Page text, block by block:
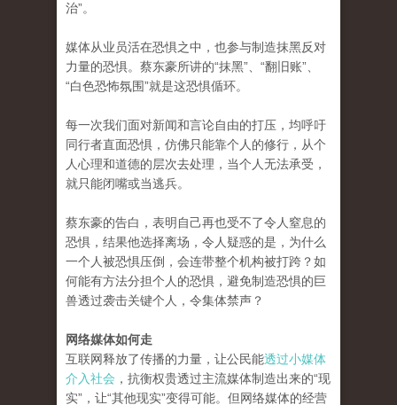
治”。
媒体从业员活在恐惧之中，也参与制造抹黑反对
力量的恐惧。蔡东豪所讲的“抹黑”、“翻旧账”、
“白色恐怖氛围”就是这恐惧偱环。
每一次我们面对新闻和言论自由的打压，均​​呼吁
同行者直面恐惧，仿佛只能靠个人的修行，从个
人心理和道德的层次去处理，当个人无法承受，
就只能闭嘴或当逃兵。
蔡东豪的告白，表明自己再也受不了令人窒息的
恐惧，结果他选择离场，令人疑惑的是，为什么
一个人被恐惧压倒，会连带整个机构被打跨？如
何能有方法分担个人的恐惧，避免制造恐惧的巨
兽透过袭击关键个人，令集体禁声？
网络媒体如何走
互联网释放了传播的力量，让公民能透过小媒体
介入社会 ，抗衡权贵透过主流媒体制造出来的“现
实”，让“其他现实”变得可能。但网络媒体的经营